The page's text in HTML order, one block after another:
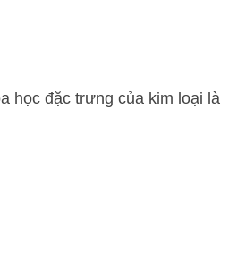
học đặc trưng của kim loại là